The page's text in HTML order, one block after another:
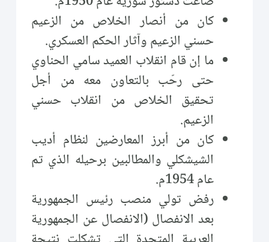
كان من أنصار الخلاص من الزعيم
حسني الزعيم وآثار الحكم العسكري.
ما إن قام انقلاب العميد سامي الحناوي
حتى رحّب بالتعاون معه من أجل
تحقيق الخلاص من انقلاب حسني
الزعيم.
كان من أبرز المعارضين لنظام أديب
الشيشكلي والمطالبين برحيله الذي تم
عام 1954م.
رفض تولي منصب رئيس الجمهورية
بعد الانفصال (الانفصال عن الجمهورية